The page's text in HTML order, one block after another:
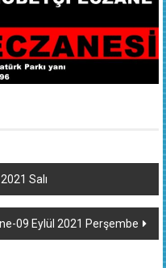
Salı
09 Eylül 2021 Perşembe